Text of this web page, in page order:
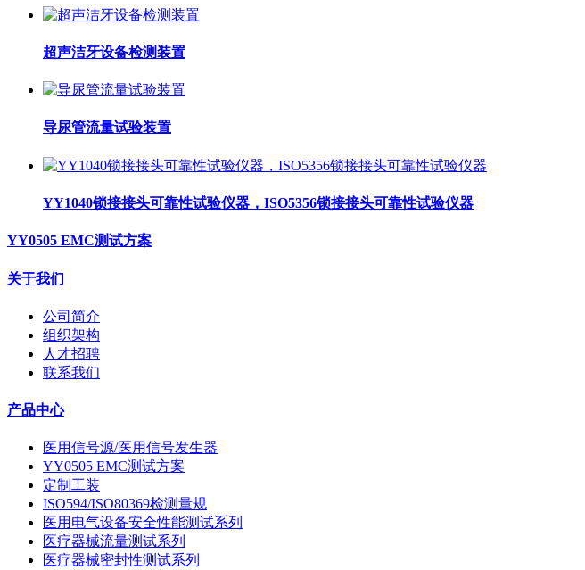
超声洁牙设备检测装置
导尿管流量试验装置
YY1040锁接接头可靠性试验仪器，ISO5356锁接接头可靠性试验仪器
YY0505 EMC测试方案
关于我们
公司简介
组织架构
人才招聘
联系我们
产品中心
医用信号源/医用信号发生器
YY0505 EMC测试方案
定制工装
ISO594/ISO80369检测量规
医用电气设备安全性能测试系列
医疗器械流量测试系列
医疗器械密封性测试系列